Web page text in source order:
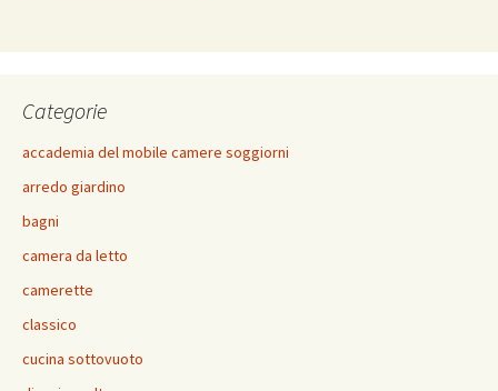
Categorie
accademia del mobile camere soggiorni
arredo giardino
bagni
camera da letto
camerette
classico
cucina sottovuoto